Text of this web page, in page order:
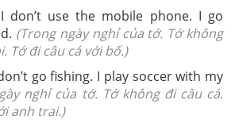
don’t use the mobile phone. I go
(Trong ngày nghỉ của tớ. Tớ không
Tớ đi câu cá với bố.)
go fishing. I play soccer with my
nghỉ của tớ. Tớ không đi câu cá.
anh trai.)